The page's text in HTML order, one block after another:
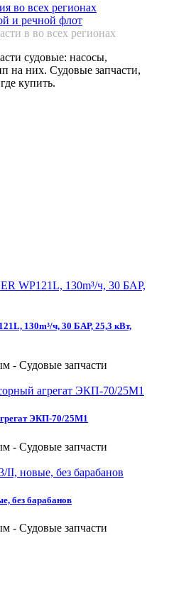
во всех регионах
и речной флот
в во всех регионах
судовые: насосы,
на них. Судовые запчасти,
купить.
130m³/ч, 30 БАР, 25,3 кВт,
- Судовые запчасти
ЭКП-70/25М1
- Судовые запчасти
без барабанов
- Судовые запчасти